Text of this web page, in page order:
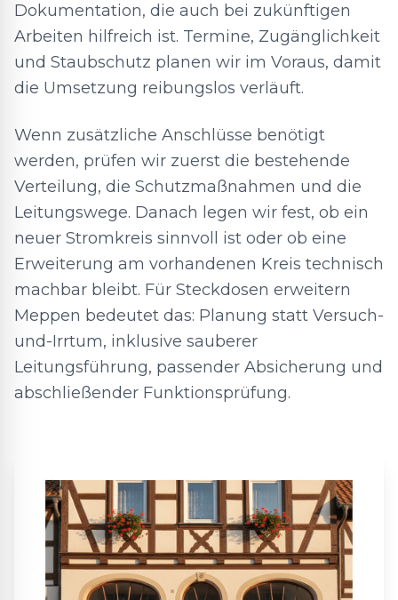
Dokumentation, die auch bei zukünftigen
Arbeiten hilfreich ist. Termine, Zugänglichkeit
und Staubschutz planen wir im Voraus, damit
die Umsetzung reibungslos verläuft.
Wenn zusätzliche Anschlüsse benötigt
werden, prüfen wir zuerst die bestehende
Verteilung, die Schutzmaßnahmen und die
Leitungswege. Danach legen wir fest, ob ein
neuer Stromkreis sinnvoll ist oder ob eine
Erweiterung am vorhandenen Kreis technisch
machbar bleibt. Für Steckdosen erweitern
Meppen bedeutet das: Planung statt Versuch-
und-Irrtum, inklusive sauberer
Leitungsführung, passender Absicherung und
abschließender Funktionsprüfung.